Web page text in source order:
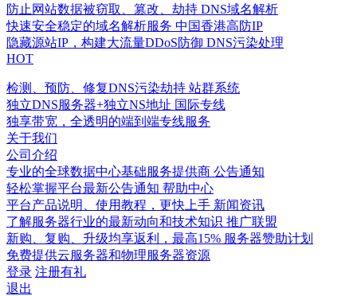
防止网站数据被窃取、篡改、劫持 DNS域名解析
快速安全稳定的域名解析服务 中国香港高防IP
隐藏源站IP，构建大流量DDoS防御 DNS污染处理
HOT
检测、预防、修复DNS污染劫持 站群系统
独立DNS服务器+独立NS地址 国际专线
独享带宽，全透明的端到端专线服务
关于我们
公司介绍
专业的全球数据中心基础服务提供商 公告通知
轻松掌握平台最新公告通知 帮助中心
平台产品说明、使用教程，更快上手 新闻资讯
了解服务器行业的最新动向和技术知识 推广联盟
新购、复购、升级均享返利，最高15% 服务器赞助计划
免费提供云服务器和物理服务器资源
登录 注册有礼
退出